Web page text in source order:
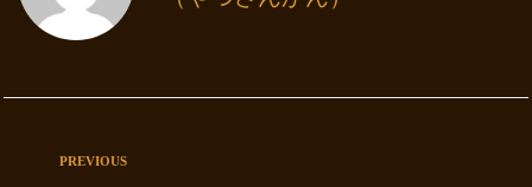
PREVIOUS